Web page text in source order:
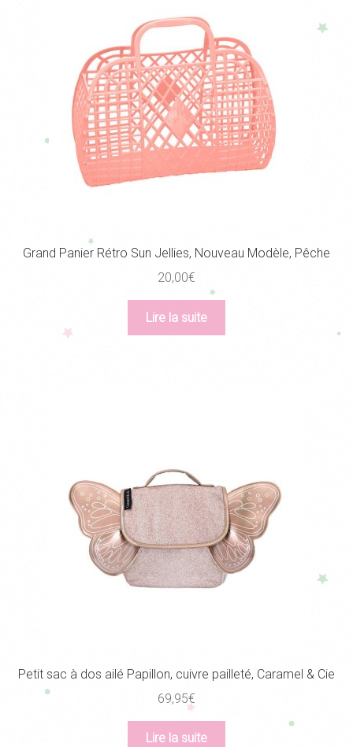
Grand Panier Rétro Sun Jellies, Nouveau Modèle, Pêche
20,00€
Lire la suite
Petit sac à dos ailé Papillon, cuivre pailleté, Caramel & Cie
69,95€
Lire la suite